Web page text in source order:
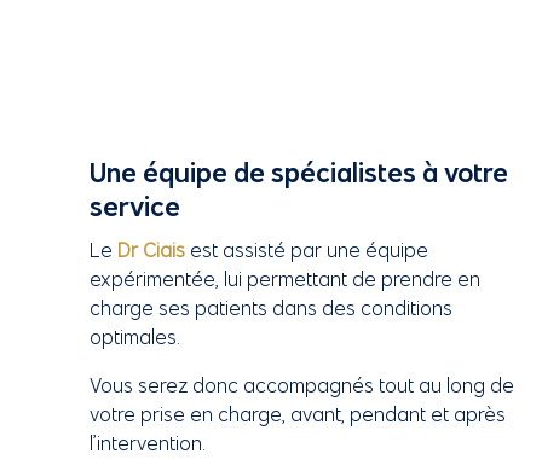
Une équipe de spécialistes à votre
service
Le Dr Ciais est assisté par une équipe
expérimentée, lui permettant de prendre en
charge ses patients dans des conditions
optimales.
Vous serez donc accompagnés tout au long de
votre prise en charge, avant, pendant et après
l’intervention.